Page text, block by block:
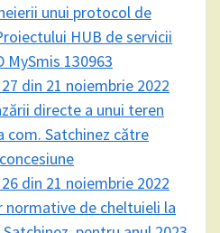
unui protocol de
HUB de servicii
MySmis 130963
din 21 noiembrie 2022
directe a unui teren
Satchinez către
din 21 noiembrie 2022
normative de cheltuieli la